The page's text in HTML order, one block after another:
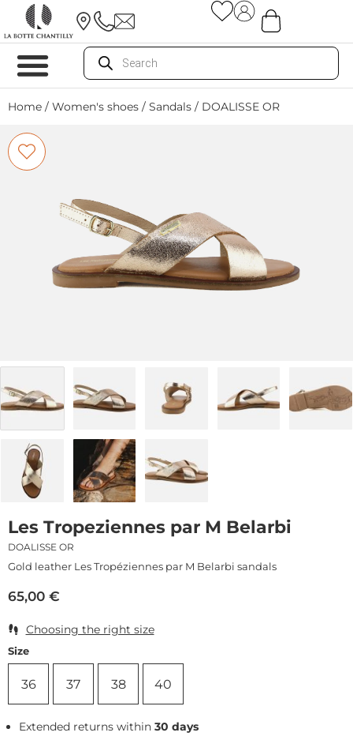
Home / Women's shoes / Sandals / DOALISSE OR
Les Tropeziennes par M Belarbi
DOALISSE OR
Gold leather Les Tropéziennes par M Belarbi sandals
65,00 €
Choosing the right size
Size
36 37 38 40
Extended returns within30 days